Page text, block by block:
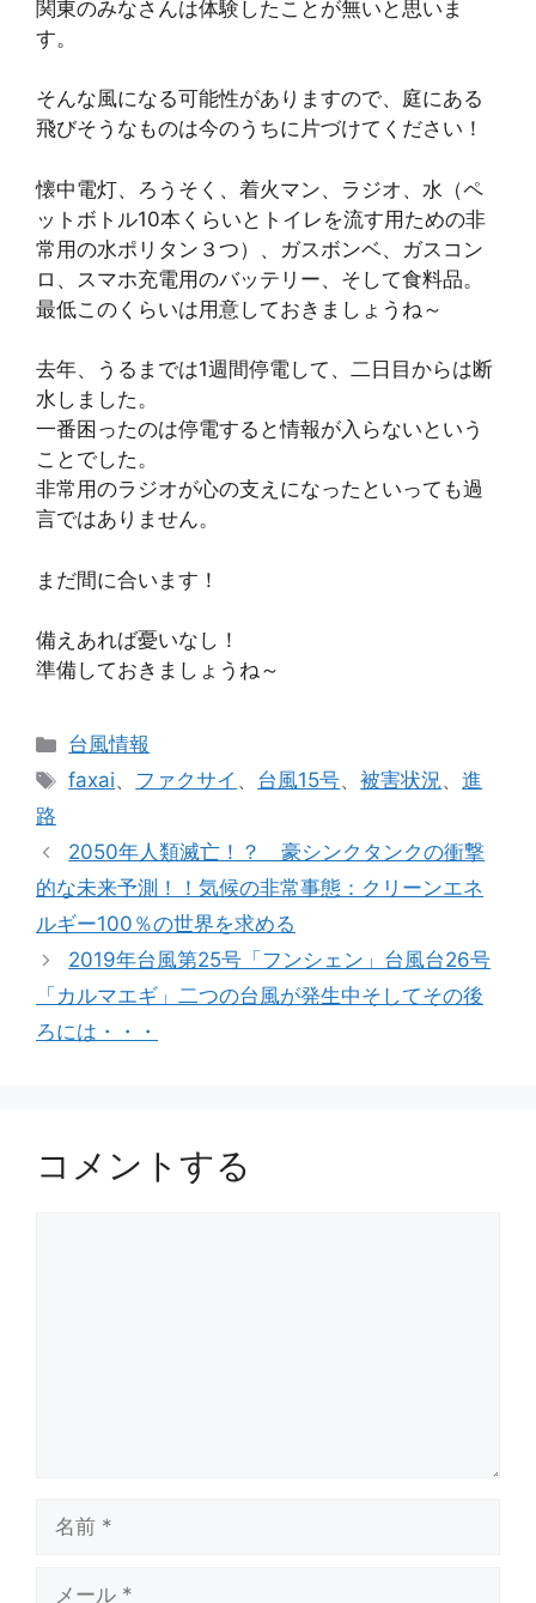
関東のみなさんは体験したことが無いと思いま
す。
そんな風になる可能性がありますので、庭にある
飛びそうなものは今のうちに片づけてください！
懐中電灯、ろうそく、着火マン、ラジオ、水（ペ
ットボトル10本くらいとトイレを流す用ための非
常用の水ポリタン３つ）、ガスボンベ、ガスコン
ロ、スマホ充電用のバッテリー、そして食料品。
最低このくらいは用意しておきましょうね～
去年、うるまでは1週間停電して、二日目からは断
水しました。
一番困ったのは停電すると情報が入らないという
ことでした。
非常用のラジオが心の支えになったといっても過
言ではありません。
まだ間に合います！
備えあれば憂いなし！
準備しておきましょうね～
カ
テ
ー
台風情報
タ
faxai、 ファクサイ 、 台風15号、被害状況、進
路
2050年人類滅亡！？ 豪シンクタンクの衝撃
的な未来予測！！気候の非常事態：クリーンエネ
ルギー100％の世界を求める
2019年台風第25号「フンシェン」台風台26号
「カルマエギ」二つの台風が発生中そしてその後
ろには・・・
コメントする